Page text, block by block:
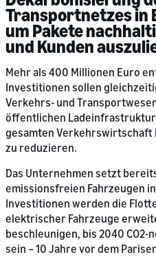
Transportnetzes in
um Pakete
und Kunden
Mehr als 400 Millionen Euro
Investitionen sollen
Verkehrs- und
öffentlichen
gesamten Verkehrswirtschaft
zu reduzieren.
Das Unternehmen setzt
emissionsfreien Fahrzeugen
Investitionen werden die
elektrischer Fahrzeuge
beschleunigen, bis 2040
sein – 10 Jahre vor dem